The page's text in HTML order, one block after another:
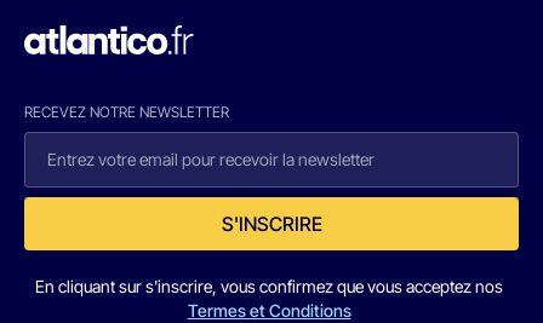
RECEVEZ NOTRE NEWSLETTER
S'INSCRIRE
En cliquant sur s'inscrire, vous confirmez que vous acceptez nos
Termes et Conditions